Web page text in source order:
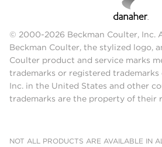
© 2000-2026 Beckman Coulter, Inc.
Beckman Coulter, the stylized logo,
Coulter product and service marks
trademarks or registered trademarks
Inc. in the United States and other
trademarks are the property of their
NOT ALL PRODUCTS ARE AVAILABLE IN